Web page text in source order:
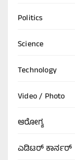
Politics
Science
Technology
Video / Photo
ಆರೋಗ್ಯ
ಎಡಿಟರ್‌ ಕಾರ್ನರ್